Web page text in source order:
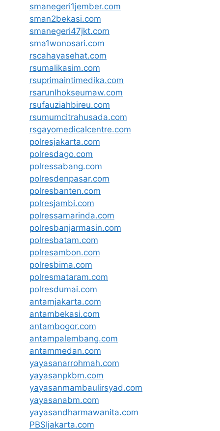
smanegeri1jember.com
sman2bekasi.com
smanegeri47jkt.com
sma1wonosari.com
rscahayasehat.com
rsumalikasim.com
rsuprimaintimedika.com
rsarunlhokseumaw.com
rsufauziahbireu.com
rsumumcitrahusada.com
rsgayomedicalcentre.com
polresjakarta.com
polresdago.com
polressabang.com
polresdenpasar.com
polresbanten.com
polresjambi.com
polressamarinda.com
polresbanjarmasin.com
polresbatam.com
polresambon.com
polresbima.com
polresmataram.com
polresdumai.com
antamjakarta.com
antambekasi.com
antambogor.com
antampalembang.com
antammedan.com
yayasanarrohmah.com
yayasanpkbm.com
yayasanmambaulirsyad.com
yayasanabm.com
yayasandharmawanita.com
PBSIjakarta.com